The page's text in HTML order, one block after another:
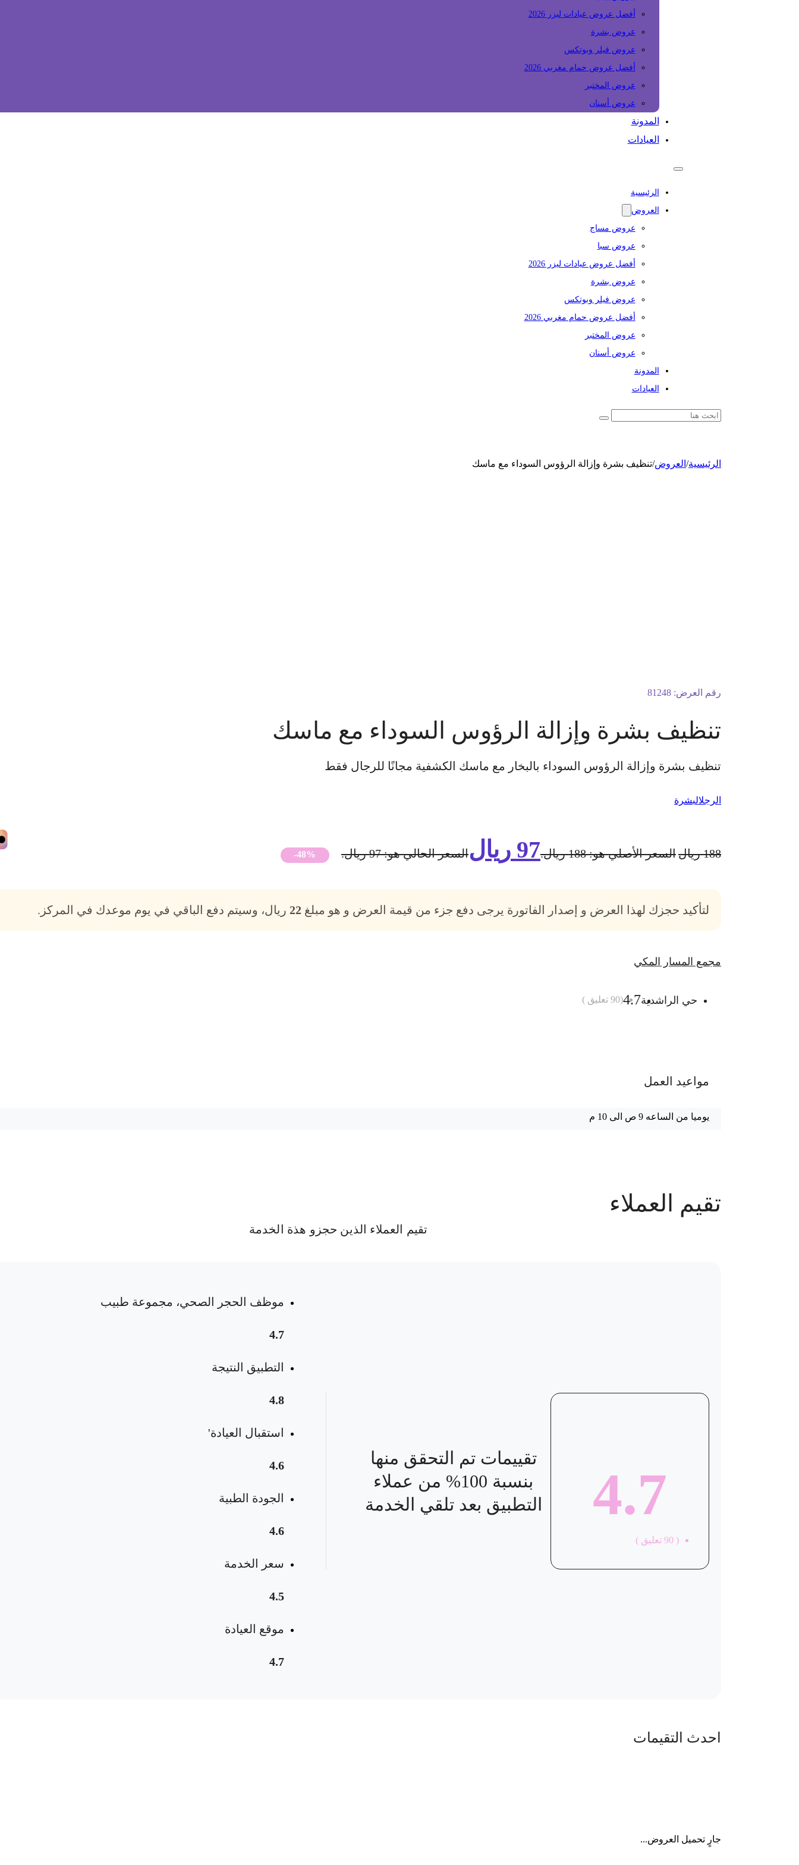
أفضل عروض عيادات ليزر 2026
عروض بشرة
عروض فيلر وبوتكس
أفضل عروض حمام مغربي 2026
عروض المختبر
عروض أسنان
المدونة
العيادات
الرئيسية
العروض
عروض مساج
عروض سبا
أفضل عروض عيادات ليزر 2026
عروض بشرة
عروض فيلر وبوتكس
أفضل عروض حمام مغربي 2026
عروض المختبر
عروض أسنان
المدونة
العيادات
الرئيسية/ العروض/تنظيف بشرة وإزالة الرؤوس السوداء مع ماسك
رقم العرض:81248
تنظيف بشرة وإزالة الرؤوس السوداء مع ماسك
تنظيف بشرة وإزالة الرؤوس السوداء بالبخار مع ماسك الكشفية مجانًا للرجال فقط
الرجلالبشرة
188 ريالالسعر الأصلي هو: 188 ريال. 97 ريالالسعر الحالي هو: 97 ريال. -48%
لتأكيد حجزك لهذا العرض و إصدار الفاتورة يرجى دفع جزء من قيمة العرض و هو مبلغ22 ريال، وسيتم دفع الباقي في يوم موعدك في المركز.
مجمع المسار المكي
حي الراشدية4.7
(
90 تعليق )
مواعيد العمل
يوميا من الساعه 9 ص الى 10 م
90 حجز
تقيم العملاء
تقيم العملاء الذين حجزو هذة الخدمة
4.7
(
90 تعليق )
تقييمات تم التحقق منها
بنسبة 100% من عملاء
التطبيق بعد تلقي الخدمة
موظف الحجر الصحي، مجموعة طبيب
4.7
التطبيق النتيجة
4.8
استقبال العيادة'
4.6
الجودة الطبية
4.6
سعر الخدمة
4.5
موقع العيادة
4.7
احدث التقيمات
جارٍ تحميل العروض...